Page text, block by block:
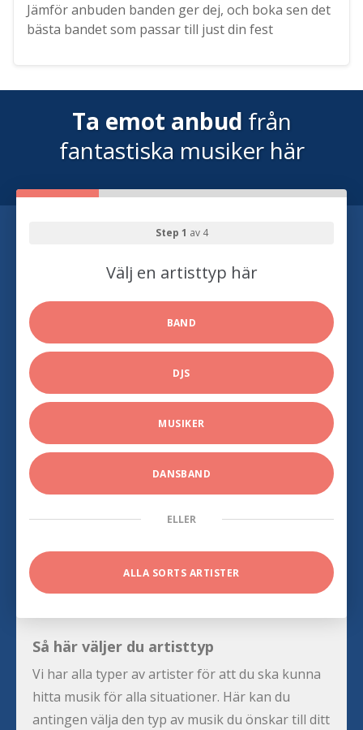
Jämför anbuden banden ger dej, och boka sen det
bästa bandet som passar till just din fest
Ta emot anbud från
fantastiska musiker här
Step 1 av 4
Välj en artisttyp här
BAND
DJS
MUSIKER
DANSBAND
ELLER
ALLA SORTS ARTISTER
Så här väljer du artisttyp
Vi har alla typer av artister för att du ska kunna
hitta musik för alla situationer. Här kan du
antingen välja den typ av musik du önskar till ditt